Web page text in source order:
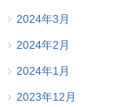
2024年3月
2024年2月
2024年1月
2023年12月